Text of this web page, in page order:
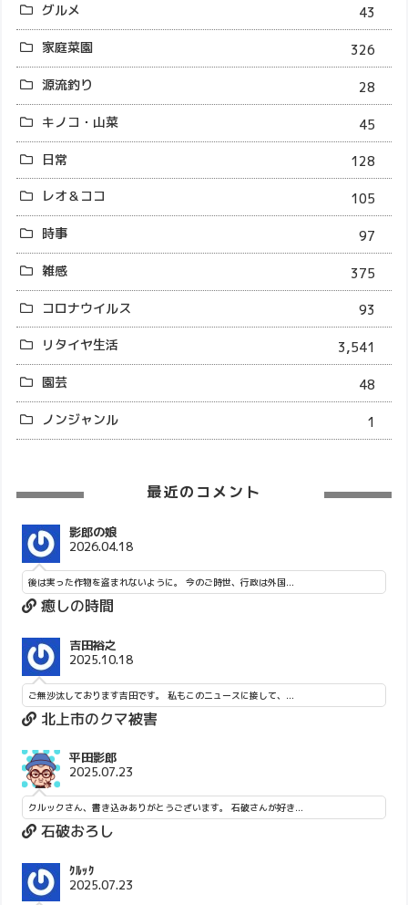
グルメ
43
家庭菜園
326
源流釣り
28
キノコ・山菜
45
日常
128
レオ＆ココ
105
時事
97
雑感
375
コロナウイルス
93
リタイヤ生活
3,541
園芸
48
ノンジャンル
1
最近のコメント
影郎の娘
2026.04.18
後は実った作物を盗まれないように。 今のご時世、行政は外国...
癒しの時間
吉田裕之
2025.10.18
ご無沙汰しております吉田です。 私もこのニュースに接して、...
北上市のクマ被害
平田影郎
2025.07.23
クルックさん、書き込みありがとうございます。 石破さんが好き...
石破おろし
ｸﾙｯｸ
2025.07.23